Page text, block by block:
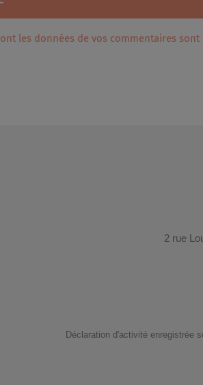
les données de vos commentaires sont
2 rue
Déclaration d'activité enregistrée